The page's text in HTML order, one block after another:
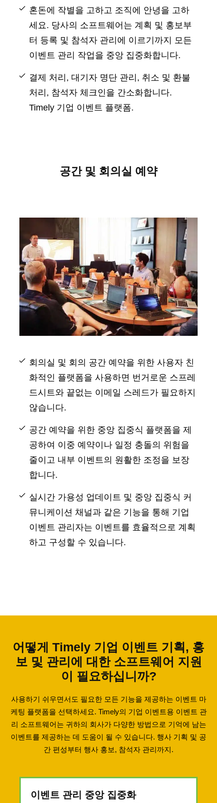
혼돈에 작별을 고하고 조직에 안녕을 고하
세요. 당사의 소프트웨어는 계획 및 홍보부
터 등록 및 참석자 관리에 이르기까지 모든
이벤트 관리 작업을 중앙 집중화합니다.
결제 처리, 대기자 명단 관리, 취소 및 환불
처리, 참석자 체크인을 간소화합니다.
Timely 기업 이벤트 플랫폼.
공간 및 회의실 예약
회의실 및 회의 공간 예약을 위한 사용자 친
화적인 플랫폼을 사용하면 번거로운 스프레
드시트와 끝없는 이메일 스레드가 필요하지
않습니다.
공간 예약을 위한 중앙 집중식 플랫폼을 제
공하여 이중 예약이나 일정 충돌의 위험을
줄이고 내부 이벤트의 원활한 조정을 보장
합니다.
실시간 가용성 업데이트 및 중앙 집중식 커
뮤니케이션 채널과 같은 기능을 통해 기업
이벤트 관리자는 이벤트를 효율적으로 계획
하고 구성할 수 있습니다.
어떻게 Timely 기업 이벤트 기획, 홍
보 및 관리에 대한 소프트웨어 지원
이 필요하십니까?
사용하기 쉬우면서도 필요한 모든 기능을 제공하는 이벤트 마
케팅 플랫폼을 선택하세요. Timely의 기업 이벤트용 이벤트 관
리 소프트웨어는 귀하의 회사가 다양한 방법으로 기억에 남는
이벤트를 제공하는 데 도움이 될 수 있습니다. 행사 기획 및 공
간 편성부터 행사 홍보, 참석자 관리까지.
이벤트 관리 중앙 집중화